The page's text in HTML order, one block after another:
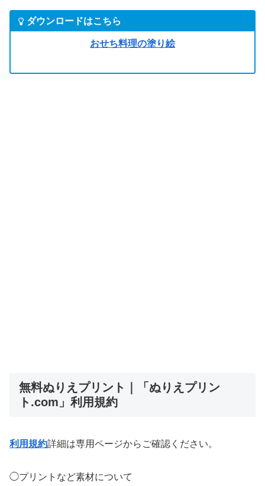
ダウンロードはこちら
おせち料理の塗り絵
無料ぬりえプリント｜「ぬりえプリン
ト.com」利用規約
利用規約詳細は専用ページからご確認ください。
◯プリントなど素材について